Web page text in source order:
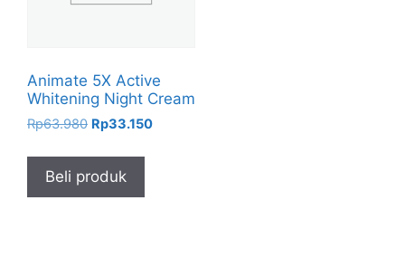
Animate 5X Active
Whitening Night Cream
Rp63.980 Harga
adalah:
Rp63.980.
Rp33.150Harga
Beli produk